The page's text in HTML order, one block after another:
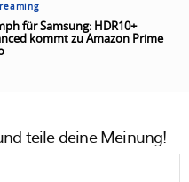
für Samsung: HDR10+
kommt zu Amazon Prime
teile deine Meinung!